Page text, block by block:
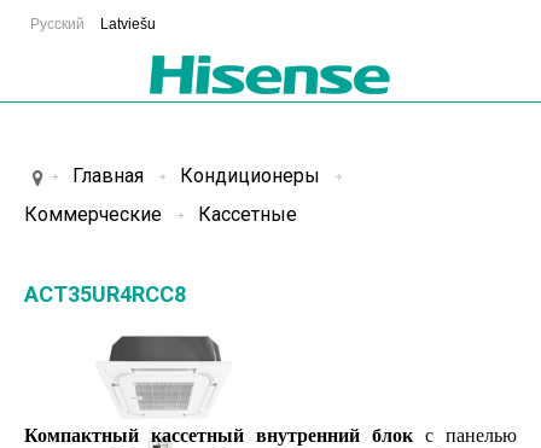
Русский Latviešu
Главная
Кондиционеры
Коммерческие
Кассетные
ACT35UR4RCC8
Компактный кассетный внутренний блок с панелью